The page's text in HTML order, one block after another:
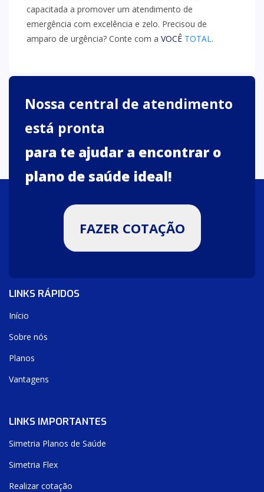
capacitada a promover um atendimento de
emergência com excelência e zelo. Precisou de
amparo de urgência? Conte com a VOCÊ TOTAL.
Nossa central de atendimento
está pronta
para te ajudar a encontrar o
plano de saúde ideal!
FAZER COTAÇÃO
LINKS RÁPIDOS
Início
Sobre nós
Planos
Vantagens
LINKS IMPORTANTES
Simetria Planos de Saúde
Simetria Flex
Realizar cotação